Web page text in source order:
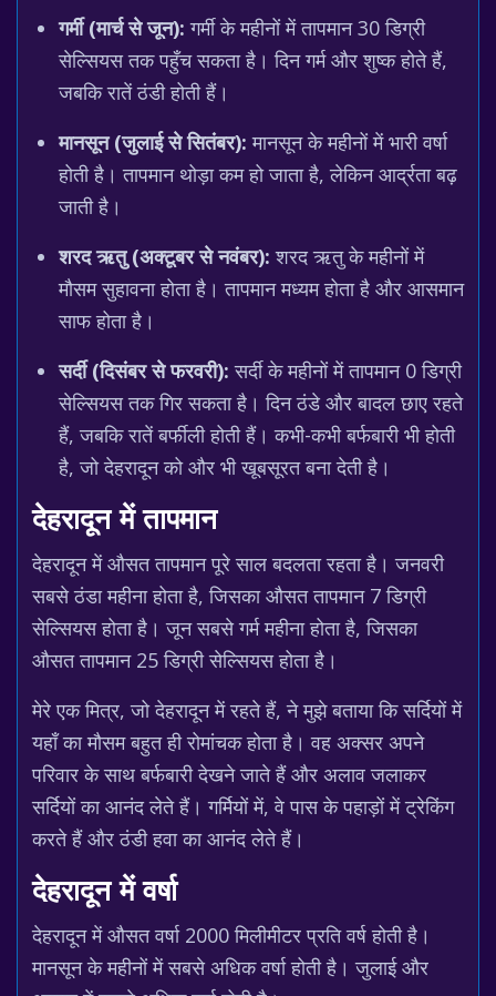
गर्मी (मार्च से जून): गर्मी के महीनों में तापमान 30 डिग्री
सेल्सियस तक पहुँच सकता है। दिन गर्म और शुष्क होते हैं,
जबकि रातें ठंडी होती हैं।
मानसून (जुलाई से सितंबर): मानसून के महीनों में भारी वर्षा
होती है। तापमान थोड़ा कम हो जाता है, लेकिन आर्द्रता बढ़
जाती है।
शरद ऋतु (अक्टूबर से नवंबर): शरद ऋतु के महीनों में
मौसम सुहावना होता है। तापमान मध्यम होता है और आसमान
साफ होता है।
सर्दी (दिसंबर से फरवरी): सर्दी के महीनों में तापमान 0 डिग्री
सेल्सियस तक गिर सकता है। दिन ठंडे और बादल छाए रहते
हैं, जबकि रातें बर्फीली होती हैं। कभी-कभी बर्फबारी भी होती
है, जो देहरादून को और भी खूबसूरत बना देती है।
देहरादून में तापमान
देहरादून में औसत तापमान पूरे साल बदलता रहता है। जनवरी
सबसे ठंडा महीना होता है, जिसका औसत तापमान 7 डिग्री
सेल्सियस होता है। जून सबसे गर्म महीना होता है, जिसका
औसत तापमान 25 डिग्री सेल्सियस होता है।
मेरे एक मित्र, जो देहरादून में रहते हैं, ने मुझे बताया कि सर्दियों में
यहाँ का मौसम बहुत ही रोमांचक होता है। वह अक्सर अपने
परिवार के साथ बर्फबारी देखने जाते हैं और अलाव जलाकर
सर्दियों का आनंद लेते हैं। गर्मियों में, वे पास के पहाड़ों में ट्रेकिंग
करते हैं और ठंडी हवा का आनंद लेते हैं।
देहरादून में वर्षा
देहरादून में औसत वर्षा 2000 मिलीमीटर प्रति वर्ष होती है।
मानसून के महीनों में सबसे अधिक वर्षा होती है। जुलाई और